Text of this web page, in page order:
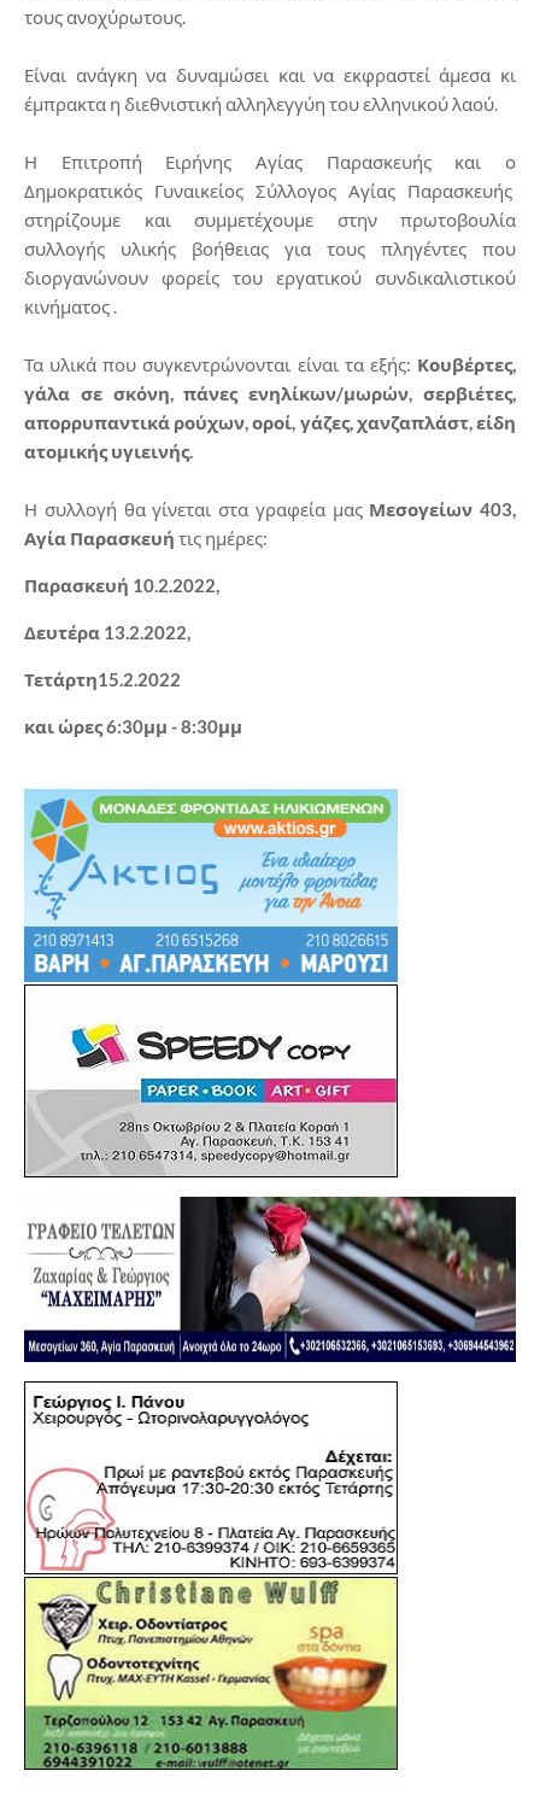
τους ανοχύρωτους.
Είναι ανάγκη να δυναμώσει και να εκφραστεί άμεσα κι
έμπρακτα η διεθνιστική αλληλεγγύη του ελληνικού λαού.
Η Επιτροπή Ειρήνης Αγίας Παρασκευής και ο
Δημοκρατικός Γυναικείος Σύλλογος Αγίας Παρασκευής
στηρίζουμε και συμμετέχουμε στην πρωτοβουλία
συλλογής υλικής βοήθειας για τους πληγέντες που
διοργανώνουν φορείς του εργατικού συνδικαλιστικού
κινήματος .
Τα υλικά που συγκεντρώνονται είναι τα εξής: Κουβέρτες,
γάλα σε σκόνη, πάνες ενηλίκων/μωρών, σερβιέτες,
απορρυπαντικά ρούχων, οροί, γάζες, χανζαπλάστ, είδη
ατομικής υγιεινής.
Η συλλογή θα γίνεται στα γραφεία μας Μεσογείων 403,
Αγία Παρασκευή τις ημέρες:
Παρασκευή 10.2.2022,
Δευτέρα 13.2.2022,
Τετάρτη15.2.2022
και ώρες 6:30μμ - 8:30μμ